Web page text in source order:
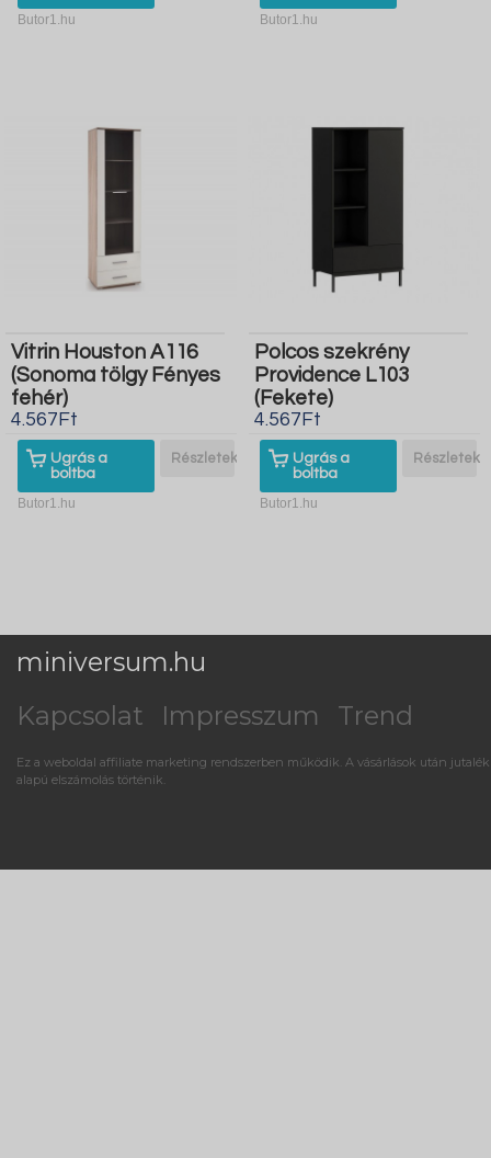
Butor1.hu Butor1.hu
Vitrin Houston A116
(Sonoma tölgy Fényes
fehér)
4.567Ft
Ugrás a
boltba
Részletek
Butor1.hu
Polcos szekrény
Providence L103
(Fekete)
4.567Ft
Ugrás a
boltba
Részletek
Butor1.hu
miniversum.hu
Kapcsolat
Impresszum Trend
Ez a weboldal affiliate marketing rendszerben működik. A vásárlások után jutalék
alapú elszámolás történik.